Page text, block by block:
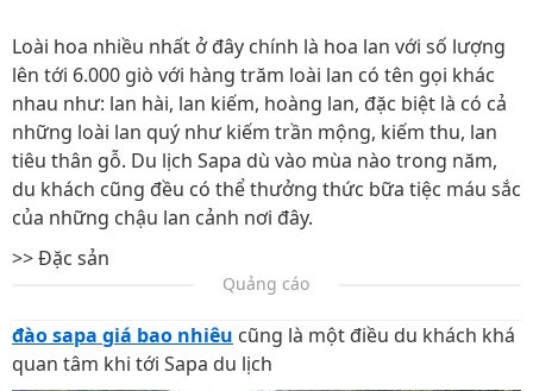
Loài hoa nhiều nhất ở đây chính là hoa lan với số lượng
lên tới 6.000 giò với hàng trăm loài lan có tên gọi khác
nhau như: lan hài, lan kiếm, hoàng lan, đặc biệt là có cả
những loài lan quý như kiếm trần mộng, kiếm thu, lan
tiêu thân gỗ. Du lịch Sapa dù vào mùa nào trong năm,
du khách cũng đều có thể thưởng thức bữa tiệc máu sắc
của những chậu lan cảnh nơi đây.
>> Đặc sản
Quảng cáo
đào sapa giá bao nhiêu cũng là một điều du khách khá
quan tâm khi tới Sapa du lịch